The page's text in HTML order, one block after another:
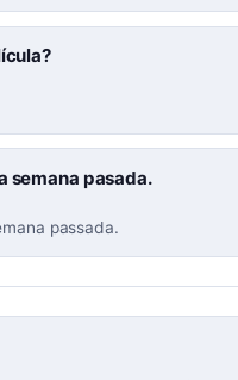
semana pasada.
passada.